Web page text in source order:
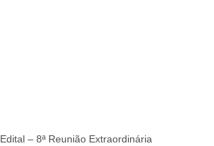
Edital – 8ª Reunião Extraordinária